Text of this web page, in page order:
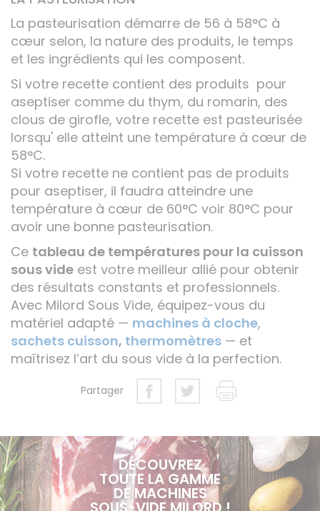
La pasteurisation démarre de 56 à 58°C à
cœur selon, la nature des produits, le temps
et les ingrédients qui les composent.
Si votre recette contient des produits pour
aseptiser comme du thym, du romarin, des
clous de girofle, votre recette est pasteurisée
lorsqu' elle atteint une température à cœur de
58°C.
Si votre recette ne contient pas de produits
pour aseptiser, il faudra atteindre une
température à cœur de 60°C voir 80°C pour
avoir une bonne pasteurisation.
Ce tableau de températures pour la cuisson
sous vide est votre meilleur allié pour obtenir
des résultats constants et professionnels.
Avec Milord Sous Vide, équipez-vous du
matériel adapté — machines à cloche,
sachets cuisson, thermomètres — et
maîtrisez l’art du sous vide à la perfection.
Partager
DÉCOUVREZ
TOUTE LA GAMME
DE MACHINES